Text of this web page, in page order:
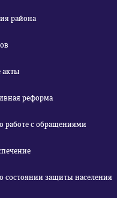
района
акты
реформа
работе с обращениями
состоянии защиты населения